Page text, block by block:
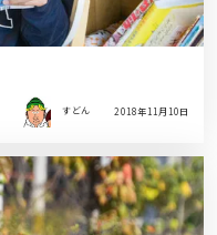
すどん 2018年11月10日